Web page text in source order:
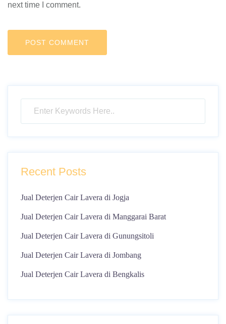
next time I comment.
Recent Posts
Jual Deterjen Cair Lavera di Jogja
Jual Deterjen Cair Lavera di Manggarai Barat
Jual Deterjen Cair Lavera di Gunungsitoli
Jual Deterjen Cair Lavera di Jombang
Jual Deterjen Cair Lavera di Bengkalis